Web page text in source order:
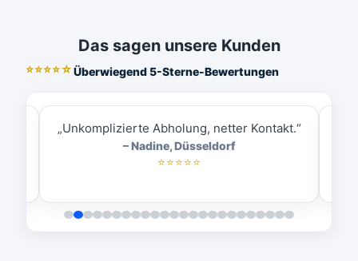
Das sagen unsere Kunden
⭐⭐⭐⭐☆Überwiegend 5-Sterne-Bewertungen
„Unkomplizierte Abholung, netter Kontakt.“
– Nadine, Düsseldorf
⭐⭐⭐⭐⭐